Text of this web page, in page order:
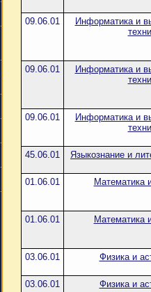
09.06.01
Информатика и
09.06.01
Информатика и
09.06.01
Информатика и
45.06.01 Языкознание и
01.06.01
Математика
01.06.01 Математика
03.06.01
Физика и
03.06.01
Физика и